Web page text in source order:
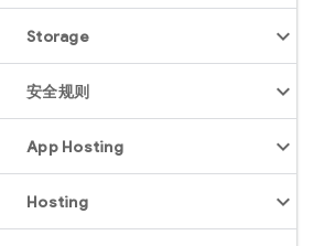
Storage
安全规则
App Hosting
Hosting